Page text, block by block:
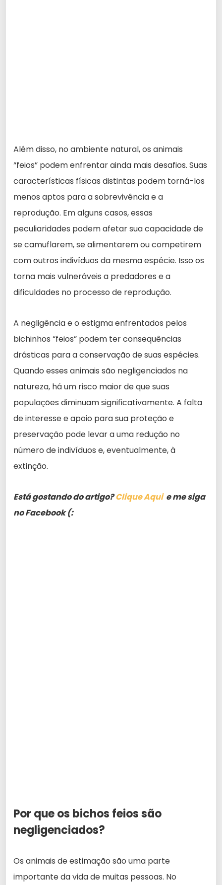
Além disso, no ambiente natural, os animais
“feios” podem enfrentar ainda mais desafios. Suas
características físicas distintas podem torná-los
menos aptos para a sobrevivência e a
reprodução. Em alguns casos, essas
peculiaridades podem afetar sua capacidade de
se camuflarem, se alimentarem ou competirem
com outros indivíduos da mesma espécie. Isso os
torna mais vulneráveis a predadores e a
dificuldades no processo de reprodução.
A negligência e o estigma enfrentados pelos
bichinhos “feios” podem ter consequências
drásticas para a conservação de suas espécies.
Quando esses animais são negligenciados na
natureza, há um risco maior de que suas
populações diminuam significativamente. A falta
de interesse e apoio para sua proteção e
preservação pode levar a uma redução no
número de indivíduos e, eventualmente, à
extinção.
Está gostando do artigo?Clique Aquie me siga
no Facebook (:
Por que os bichos feios são
negligenciados?
Os animais de estimação são uma parte
importante da vida de muitas pessoas. No